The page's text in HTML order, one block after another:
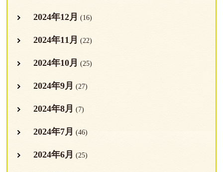
2024年12月 (16)
2024年11月 (22)
2024年10月 (25)
2024年9月 (27)
2024年8月 (7)
2024年7月 (46)
2024年6月 (25)